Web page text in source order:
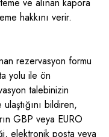
hakkını verir.
rezervasyon formu
yolu ile ön
talebinizin
bildiren,
GBP veya EURO
elektronik posta veya